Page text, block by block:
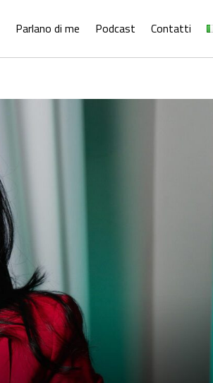
Parlano di me Podcast Contatti